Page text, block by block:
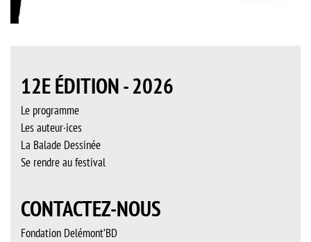
12E ÉDITION - 2026
Le programme
Les auteur·ices
La Balade Dessinée
Se rendre au festival
CONTACTEZ-NOUS
Fondation Delémont’BD